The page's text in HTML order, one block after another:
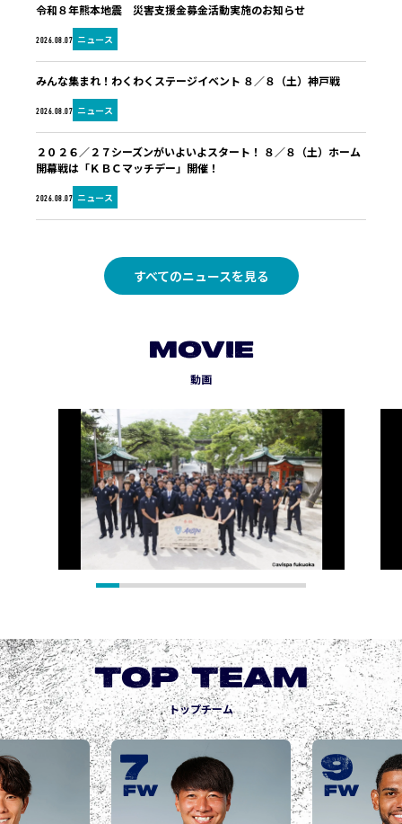
2026.08.07 ニュース
令和８年熊本地震 災害支援金募金活動実施のお知らせ
2026.08.07 ニュース
みんな集まれ！わくわくステージイベント ８／８（土）神戸戦
2026.08.07 ニュース
２０２６／２７シーズンがいよいよスタート！ ８／８（土）ホーム
開幕戦は「ＫＢＣマッチデー」開催！
すべてのニュースを見る
MOVIE
動画
TOP TEAM
トップチーム
9
FW
城後 寿
JOGO Hisashi
10
FW